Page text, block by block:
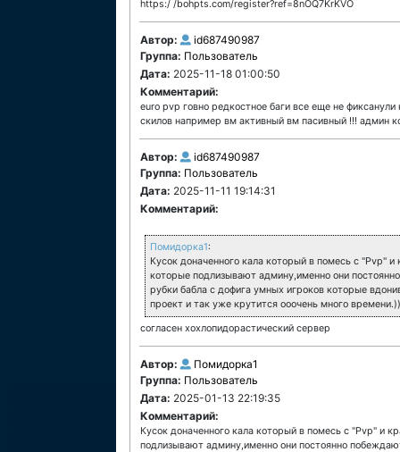
https:/ /bohpts.com/register?ref=8nOQ7KrKVO
Автор:
id687490987
Группа: Пользователь
Дата: 2025-11-18 01:00:50
Комментарий:
euro pvp говно редкостное баги все еще не
скилов например вм активный вм пасивный !!! админ
Автор:
id687490987
Группа: Пользователь
Дата: 2025-11-11 19:14:31
Комментарий:
Помидорка1:
Кусок доначенного кала который в помесь с "Pvp"
которые подлизывают админу,именно они
рубки бабла с дофига умных игроков которые
проект и так уже крутится ооочень много
согласен хохлопидорастический сервер
Автор:
Помидорка1
Группа: Пользователь
Дата: 2025-01-13 22:19:35
Комментарий:
Кусок доначенного кала который в помесь с "Pvp" и
подлизывают админу,именно они постоянно